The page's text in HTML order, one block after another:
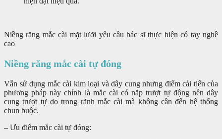
Niềng răng mắc cài mặt lưỡi yêu cầu bác sĩ thực hiện có tay nghề
cao
Niềng răng mắc cài tự đóng
Vẫn sử dụng mắc cài kim loại và dây cung nhưng điểm cải tiến của
phương pháp này chính là mắc cài có nắp trượt tự động nên dây
cung trượt tự do trong rãnh mắc cài mà không cần đến hệ thống
chun buộc.
– Ưu điểm mắc cài tự đóng: